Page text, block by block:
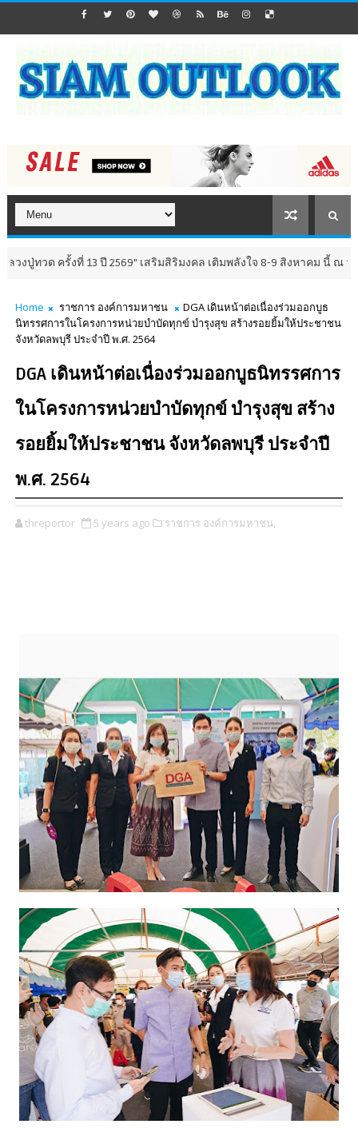
งที่ 13 ปี 2569" เสริมสิริมงคล เติมพลังใจ 8-9 สิงหาคม นี้ ณ วัดห้วยมงค
Home ราชการ องค์การมหาชน
DGA เดินหน้าต่อเนื่องร่วมออกบูธ
นิทรรศการในโครงการหน่วยบำบัดทุกข์ บำรุงสุข สร้างรอยยิ้มให้ประชาชน
จังหวัดลพบุรี ประจำปี พ.ศ. 2564
DGA เดินหน้าต่อเนื่องร่วมออกบูธนิทรรศการ
ในโครงการหน่วยบำบัดทุกข์ บำรุงสุข สร้าง
รอยยิ้มให้ประชาชน จังหวัดลพบุรี ประจำปี
พ.ศ. 2564
threportor 5 years ago ราชการ องค์การมหาชน,